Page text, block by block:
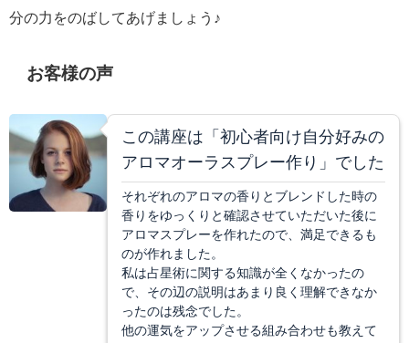
分の力をのばしてあげましょう♪
お客様の声
この講座は「初心者向け自分好みの
アロマオーラスプレー作り」でした
それぞれのアロマの香りとブレンドした時の
香りをゆっくりと確認させていただいた後に
アロマスプレーを作れたので、満足できるも
のが作れました。
私は占星術に関する知識が全くなかったの
で、その辺の説明はあまり良く理解できなか
ったのは残念でした。
他の運気をアップさせる組み合わせも教えて